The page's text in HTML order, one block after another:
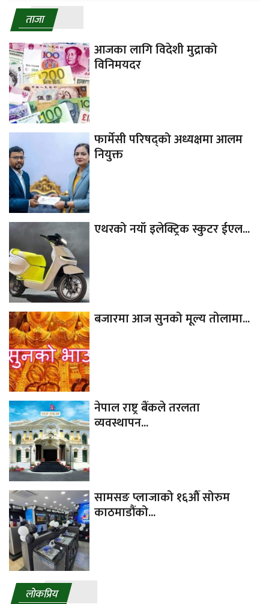
ताजा
आजका लागि विदेशी मुद्राको
विनिमयदर
फार्मेसी परिषद्को अध्यक्षमा आलम
नियुक्त
एथरको नयाँ इलेक्ट्रिक स्कुटर ईएल...
बजारमा आज सुनको मूल्य तोलामा...
नेपाल राष्ट्र बैंकले तरलता
व्यवस्थापन...
सामसङ प्लाजाको १६औँ सोरुम
काठमाडौंको...
लाेकप्रिय